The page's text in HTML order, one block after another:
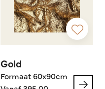
Gold
Formaat 60x90cm